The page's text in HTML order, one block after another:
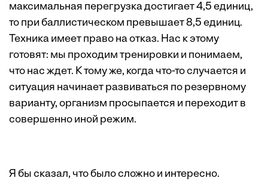
максимальная перегрузка достигает 4,5 единиц,
то при баллистическом превышает 8,5 единиц.
Техника имеет право на отказ. Нас к этому
готовят: мы проходим тренировки и понимаем,
что нас ждет. К тому же, когда что-то случается и
ситуация начинает развиваться по резервному
варианту, организм просыпается и переходит в
совершенно иной режим.
Я бы сказал, что было сложно и интересно.